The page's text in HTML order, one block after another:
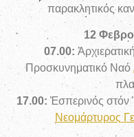
παρακλητικός
12
07.00:
Προσκυνηματικό Ναό
17.00: Ἑσπερινός στόν
Νεομάρτυρος